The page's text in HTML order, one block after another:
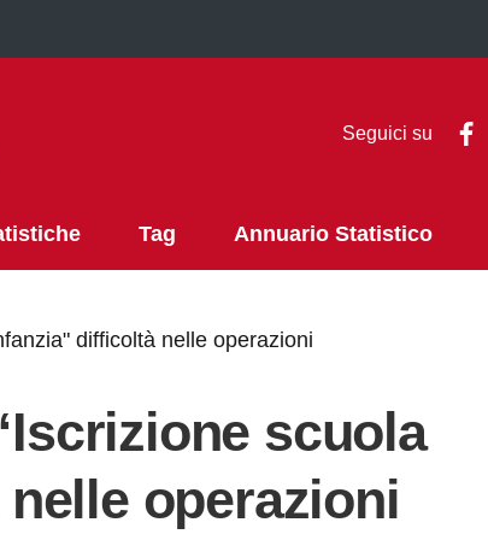
Seguici su
Tag Annuario Statistico
difficoltà nelle operazioni
scuola
operazioni